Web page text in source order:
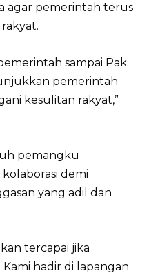
agar pemerintah terus
sampai Pak
pemerintah
kesulitan rakyat,”
pemangku
demi
yang adil dan
tercapai jika
hadir di lapangan